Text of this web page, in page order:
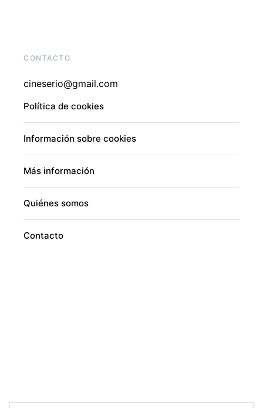
CONTACTO
cineserio@gmail.com
Política de cookies
Información sobre cookies
Más información
Quiénes somos
Contacto